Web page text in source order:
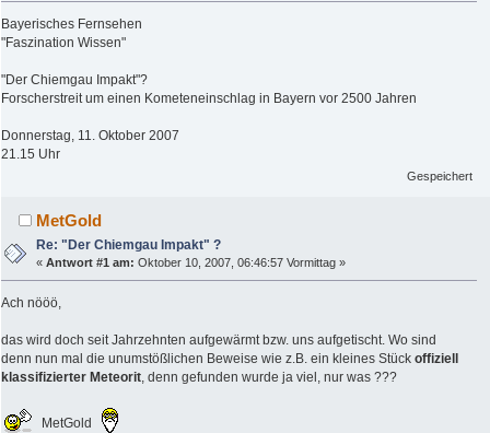
Bayerisches Fernsehen
"Faszination Wissen"
"Der Chiemgau Impakt"?
Forscherstreit um einen Kometeneinschlag in Bayern vor 2500 Jahren
Donnerstag, 11. Oktober 2007
21.15 Uhr
Gespeichert
MetGold
Re: "Der Chiemgau Impakt" ?
«Antwort #1 am: Oktober 10, 2007, 06:46:57 Vormittag »
Ach nööö,
das wird doch seit Jahrzehnten aufgewärmt bzw. uns aufgetischt. Wo sind
denn nun mal die unumstößlichen Beweise wie z.B. ein kleines Stück offiziell
klassifizierter Meteorit, denn gefunden wurde ja viel, nur was ???
MetGold